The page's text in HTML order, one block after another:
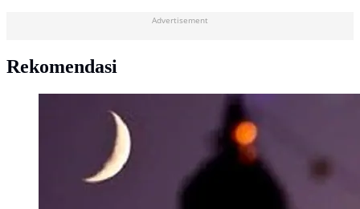
Advertisement
Rekomendasi